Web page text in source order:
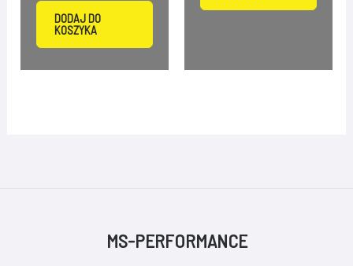
DODAJ DO
KOSZYKA
MS-PERFORMANCE